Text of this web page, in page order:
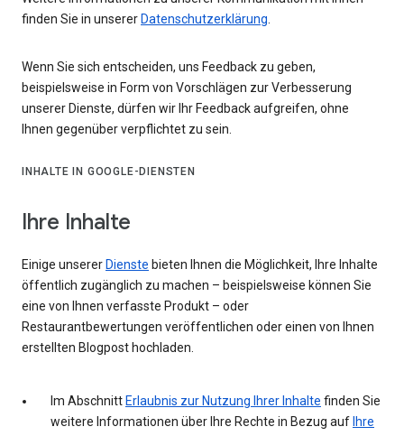
finden Sie in unserer Datenschutzerklärung
Wenn Sie sich entscheiden, uns Feedback zu geben,
beispielsweise in Form von Vorschlägen zur Verbesserung
unserer Dienste, dürfen wir Ihr Feedback aufgreifen, ohne
Ihnen gegenüber verpflichtet zu sein.
INHALTE IN GOOGLE-DIENSTEN
Ihre Inhalte
Einige unserer Dienste bieten Ihnen die Möglichkeit, Ihre Inhalte
öffentlich zugänglich zu machen – beispielsweise können Sie
eine von Ihnen verfasste Produkt – oder
Restaurantbewertungen veröffentlichen oder einen von Ihnen
erstellten Blogpost hochladen.
Im Abschnitt Erlaubnis zur Nutzung Ihrer Inhalte finden Sie
weitere Informationen über Ihre Rechte in Bezug auf Ihre